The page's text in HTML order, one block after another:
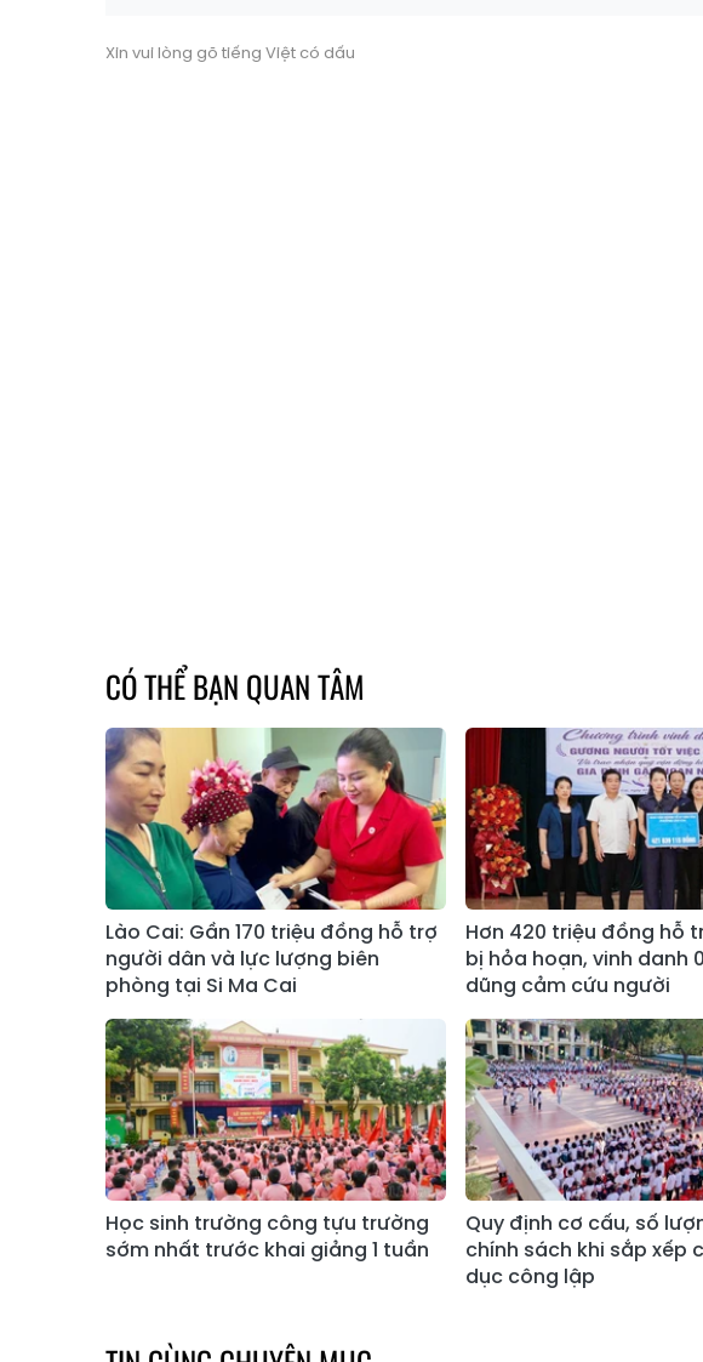
Xin vui lòng gõ tiếng Việt có dấu
CÓ THỂ BẠN QUAN TÂM
Lào Cai: Gần 170 triệu đồng hỗ trợ
người dân và lực lượng biên
phòng tại Si Ma Cai
Hơn 420 triệu đồng hỗ
bị hỏa hoạn, vinh danh
dũng cảm cứu người
Học sinh trường công tựu trường
sớm nhất trước khai giảng 1 tuần
Quy định cơ cấu, số
chính sách khi sắp xếp
dục công lập